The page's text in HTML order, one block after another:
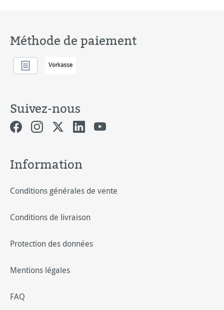
Méthode de paiement
Suivez-nous
Information
Conditions générales de vente
Conditions de livraison
Protection des données
Mentions légales
FAQ